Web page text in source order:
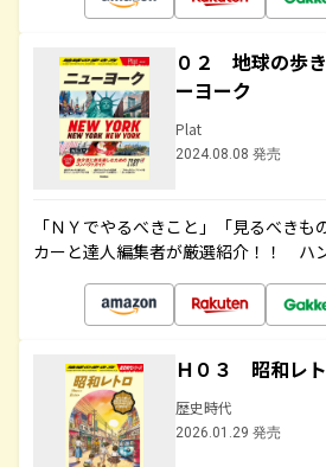
０２ 地球の歩
ーヨーク
Plat
2024.08.08 発売
「ＮＹでやるべきこと」「見るべき
カーと達人編集者が厳選紹介！！ ハ
Ｈ０３ 昭和レ
歴史時代
2026.01.29 発売